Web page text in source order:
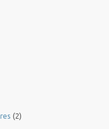
(2)